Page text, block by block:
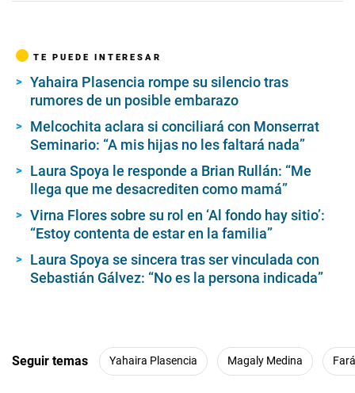
TE PUEDE INTERESAR
Yahaira Plasencia rompe su silencio tras
rumores de un posible embarazo
Melcochita aclara si conciliará con Monserrat
Seminario: “A mis hijas no les faltará nada”
Laura Spoya le responde a Brian Rullán: “Me
llega que me desacrediten como mamá”
Virna Flores sobre su rol en ‘Al fondo hay sitio’:
“Estoy contenta de estar en la familia”
Laura Spoya se sincera tras ser vinculada con
Sebastián Gálvez: “No es la persona indicada”
Seguir temas Yahaira Plasencia Magaly Medina